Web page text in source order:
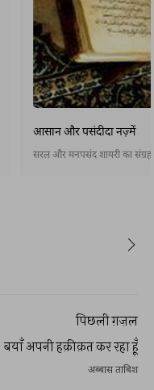
आसान और पसंदीदा नज़्में
सरल और मनपसंद शायरी का संग्रह
पिछली ग़ज़ल
बयाँ अपनी हक़ीक़त कर रहा हूँ
अब्बास ताबिश